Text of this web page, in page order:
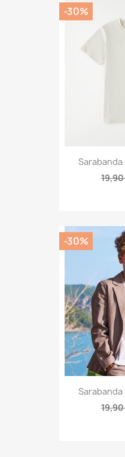
-30%
-30%